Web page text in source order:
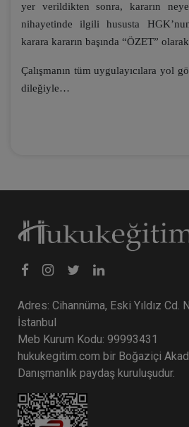
yer verildikten sonra, kararın
nihayetinde ilgili hususta
karara kararın başında “ÖZET”
Çalışmanın tüm uygulayıcılara yol
dileğiyle…
Adres: Cihannüma, Eski Yıldız Cd.
İstanbul
Meb Kurum Kodu: 99993431
hukukegitim.com bir Boğaziçi
Danışmanlık paydaş kuruluşudur.